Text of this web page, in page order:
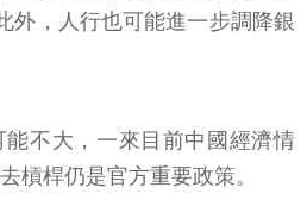
外，人行也可能進一步調降銀
不大，一來目前中國經濟情
槓桿仍是官方重要政策。